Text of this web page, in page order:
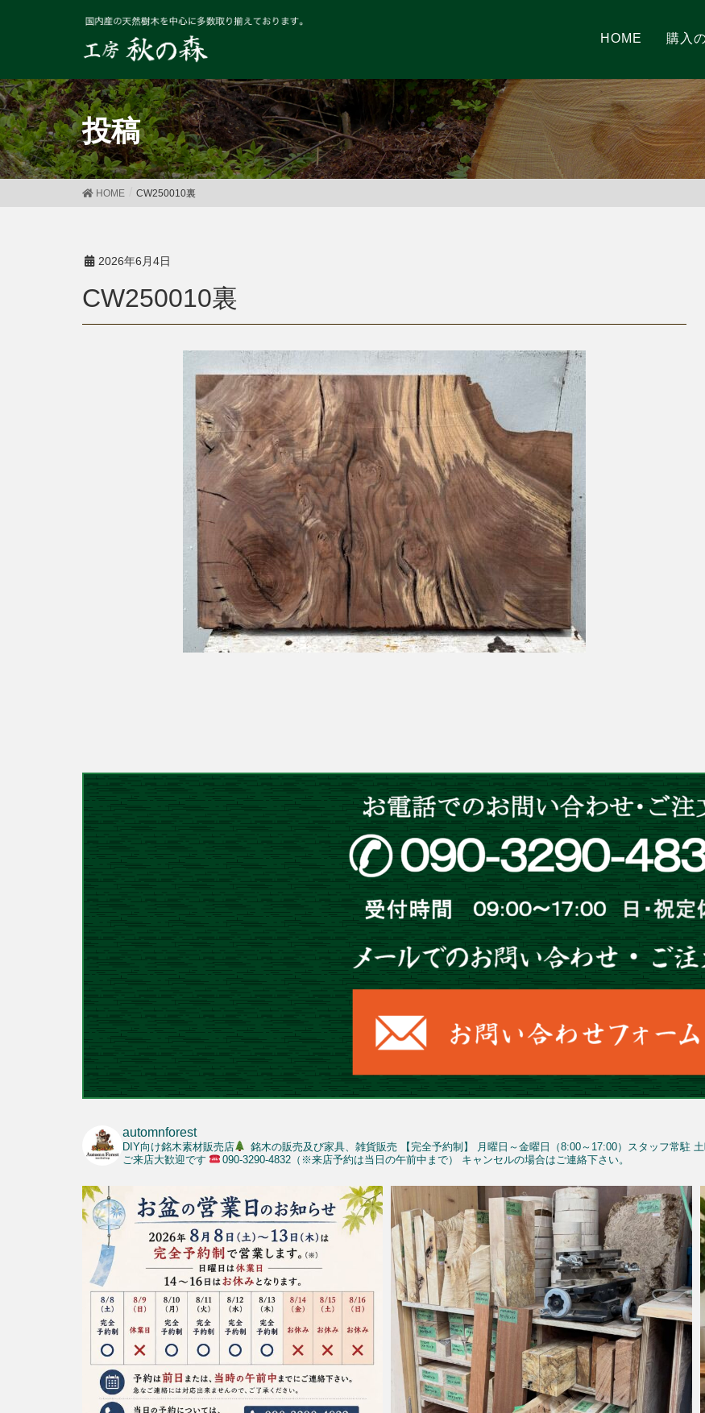
HOME 購入
投稿
HOME CW250010裏
2026年6月4日
CW250010裏
automnforest
DIY向け銘木素材販売店 銘木の販売及び家具、雑貨販売 【完全予約制】 月曜日～金曜日（8:00～17:00）スタッフ常駐
ご来店大歓迎です
090-3290-4832（※来店予約は当日の午前中まで） キャンセルの場合はご連絡下さい。